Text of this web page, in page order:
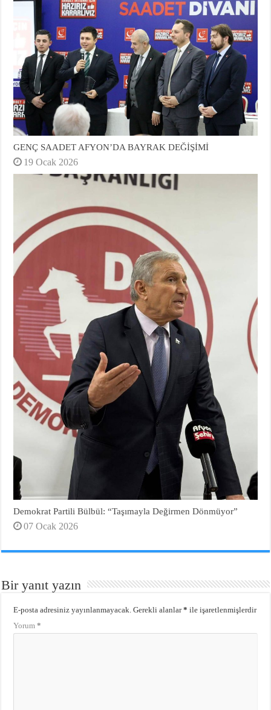
GENÇ SAADET AFYON’DA BAYRAK DEĞİŞİMİ
19 Ocak 2026
Demokrat Partili Bülbül: “Taşımayla Değirmen Dönmüyor”
07 Ocak 2026
Bir yanıt yazın
E-posta adresiniz yayınlanmayacak. Gerekli alanlar* ile işaretlenmişlerdir
Yorum*